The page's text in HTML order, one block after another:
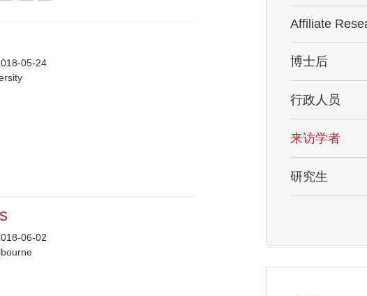
05-24
06-02
Affiliate
博士后
行政人员
来访学者
研究生